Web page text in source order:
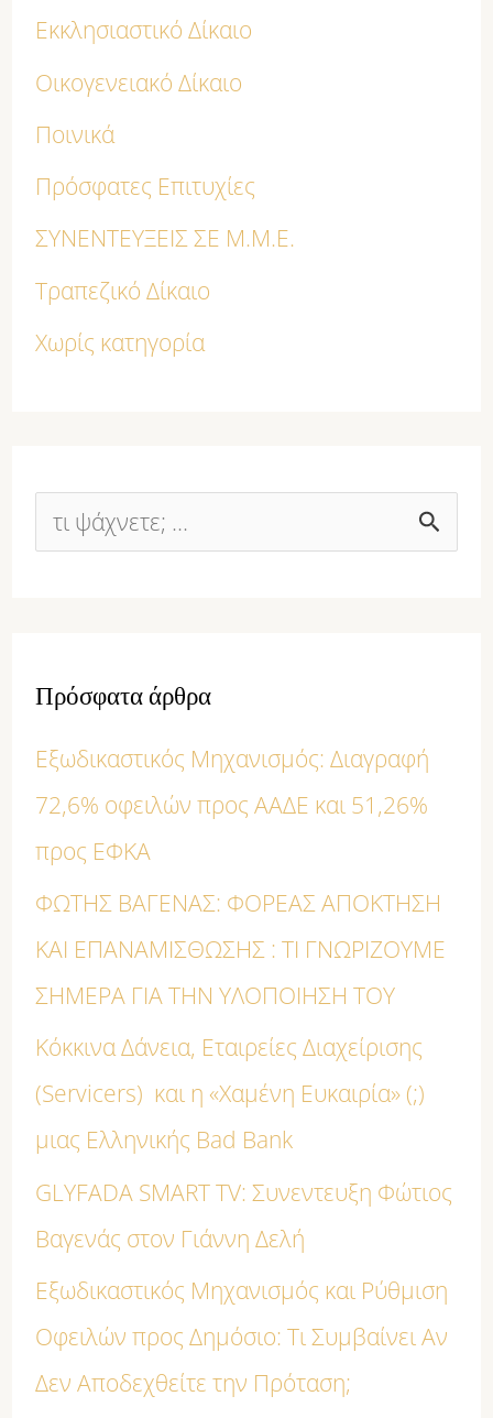
Εκκλησιαστικό Δίκαιο
Οικογενειακό Δίκαιο
Ποινικά
Πρόσφατες Επιτυχίες
ΣΥΝΕΝΤΕΥΞΕΙΣ ΣΕ Μ.Μ.Ε.
Τραπεζικό Δίκαιο
Χωρίς κατηγορία
ή
τ
η
σ
η
γ
ι
α
:
Πρόσφατα άρθρα
Εξωδικαστικός Μηχανισμός: Διαγραφή
72,6% οφειλών προς ΑΑΔΕ και 51,26%
προς ΕΦΚΑ
ΦΩΤΗΣ ΒΑΓΕΝΑΣ: ΦΟΡΕΑΣ ΑΠΟΚΤΗΣΗ
ΚΑΙ ΕΠΑΝΑΜΙΣΘΩΣΗΣ : ΤΙ ΓΝΩΡΙΖΟΥΜΕ
ΣΗΜΕΡΑ ΓΙΑ ΤΗΝ ΥΛΟΠΟΙΗΣΗ ΤΟΥ
Κόκκινα Δάνεια, Εταιρείες Διαχείρισης
(Servicers) και η «Χαμένη Ευκαιρία» (;)
μιας Ελληνικής Bad Bank
GLYFADA SMART TV: Συνεντευξη Φώτιος
Βαγενάς στον Γιάννη Δελή
Εξωδικαστικός Μηχανισμός και Ρύθμιση
Οφειλών προς Δημόσιο: Τι Συμβαίνει Αν
Δεν Αποδεχθείτε την Πρόταση;